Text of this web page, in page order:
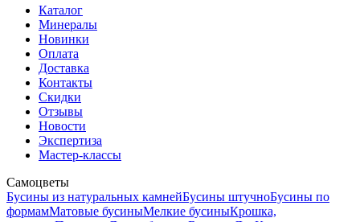
Каталог
Минералы
Новинки
Оплата
Доставка
Контакты
Скидки
Отзывы
Новости
Экспертиза
Мастер-классы
Самоцветы
Бусины из натуральных камнейБусины штучноБусины по
формамМатовые бусиныМелкие бусиныКрошка,